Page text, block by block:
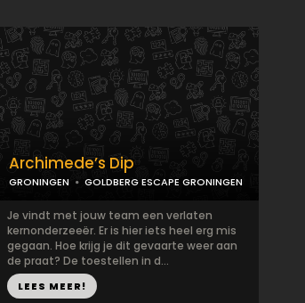
Archimede’s Dip
GRONINGEN GOLDBERG ESCAPE GRONINGEN
Je vindt met jouw team een verlaten
kernonderzeeër. Er is hier iets heel erg mis
gegaan. Hoe krijg je dit gevaarte weer aan
de praat? De toestellen in d...
LEES MEER!